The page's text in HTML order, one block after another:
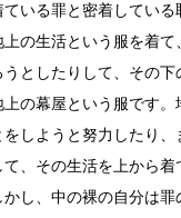
いる罪と密着している
の生活という服を着て
としたりして、その下
の幕屋という服です。
をしようと努力したり
、その生活を上から着
し、中の裸の自分は